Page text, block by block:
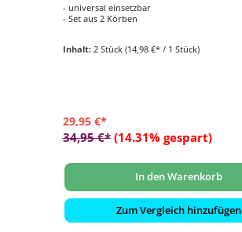
- universal einsetzbar
- Set aus 2 Körben
Inhalt: 2 Stück (14,98 €* / 1 Stück)
29,95 €*
34,95 €* (14.31% gespart)
In den Warenkorb
Zum Vergleich hinzufügen